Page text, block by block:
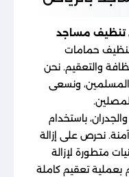
تنظيف مساجد
حمامات
والتعقيم. نحن
المسلمين، ونسعى
باستخدام
نحرص على إزالة
متطورة لإزالة
بعملية تعقيم كاملة